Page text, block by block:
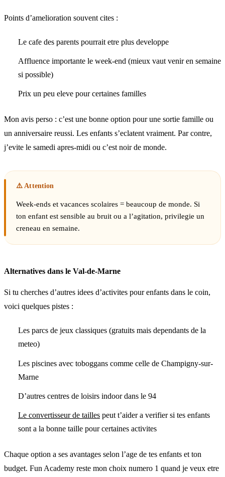
Points d’amelioration souvent cites :
Le cafe des parents pourrait etre plus developpe
Affluence importante le week-end (mieux vaut venir en semaine
si possible)
Prix un peu eleve pour certaines familles
Mon avis perso : c’est une bonne option pour une sortie famille ou
un anniversaire reussi. Les enfants s’eclatent vraiment. Par contre,
j’evite le samedi apres-midi ou c’est noir de monde.
Week-ends et vacances scolaires = beaucoup de monde. Si
ton enfant est sensible au bruit ou a l’agitation, privilegie un
creneau en semaine.
Alternatives dans le Val-de-Marne
Si tu cherches d’autres idees d’activites pour enfants dans le coin,
voici quelques pistes :
Les parcs de jeux classiques (gratuits mais dependants de la
meteo)
Les piscines avec toboggans comme celle de Champigny-sur-
Marne
D’autres centres de loisirs indoor dans le 94
Le convertisseur de tailles peut t’aider a verifier si tes enfants
sont a la bonne taille pour certaines activites
Chaque option a ses avantages selon l’age de tes enfants et ton
budget. Fun Academy reste mon choix numero 1 quand je veux etre